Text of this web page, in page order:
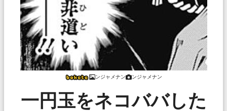
ンジャメナン ンジャメナン
一円玉をネコババした